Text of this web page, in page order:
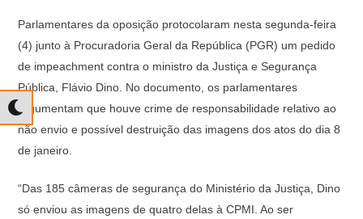
at
s
A
p
p
c
e
b
o
o
e
gr
a
m
p
y
Li
n
k
Parlamentares da oposição protocolaram nesta segunda-feira
(4) junto à Procuradoria Geral da República (PGR) um pedido
de impeachment contra o ministro da Justiça e Segurança
Pública, Flávio Dino. No documento, os parlamentares
argumentam que houve crime de responsabilidade relativo ao
não envio e possível destruição das imagens dos atos do dia 8
de janeiro.
“Das 185 câmeras de segurança do Ministério da Justiça, Dino
só enviou as imagens de quatro delas à CPMI. Ao ser